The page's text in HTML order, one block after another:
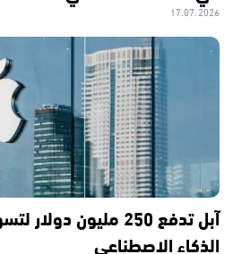
17.07.2026
آبل تدفع 250 مليون
الذكاء الاصطناعي